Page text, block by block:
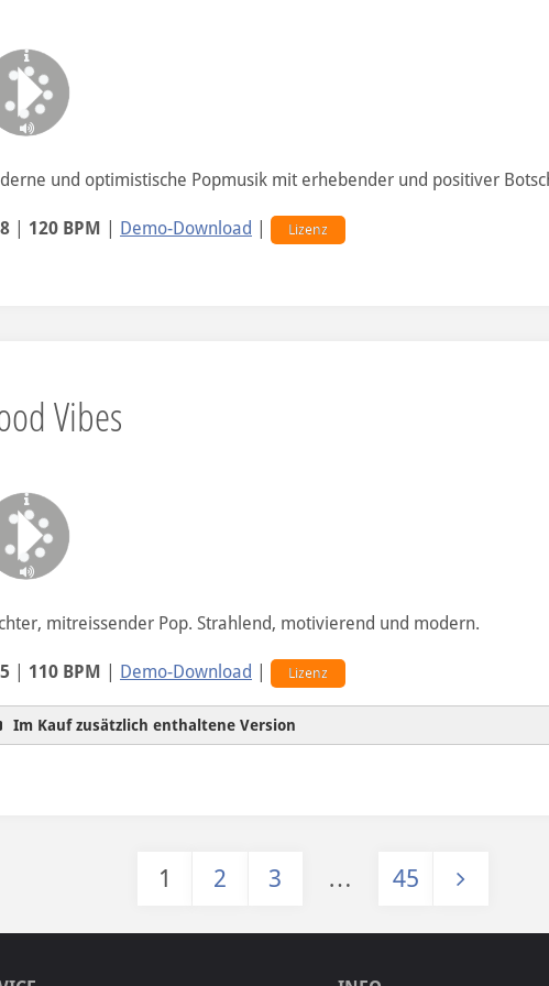
und optimistische Popmusik mit erhebender und positiver
120 BPM Demo-Download Lizenz
Vibes
mitreissender Pop. Strahlend, motivierend und modern.
110 BPM Demo-Download Lizenz
Im Kauf zusätzlich enthaltene Version
Hintergrundversion
Seitennummerierung der
1 2 3 … 45